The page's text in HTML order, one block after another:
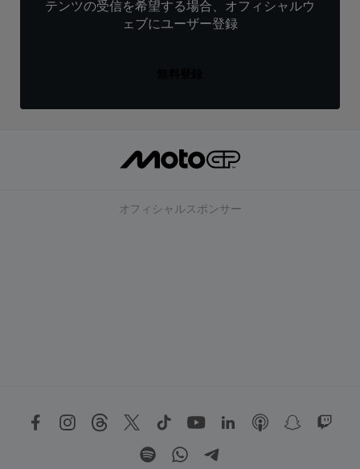
テンツの受信を希望する場合、オフィシャルウ
ェブにユーザー登録
オフィシャルスポンサー